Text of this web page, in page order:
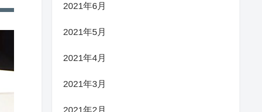
2021年6月
2021年5月
2021年4月
2021年3月
2021年2月